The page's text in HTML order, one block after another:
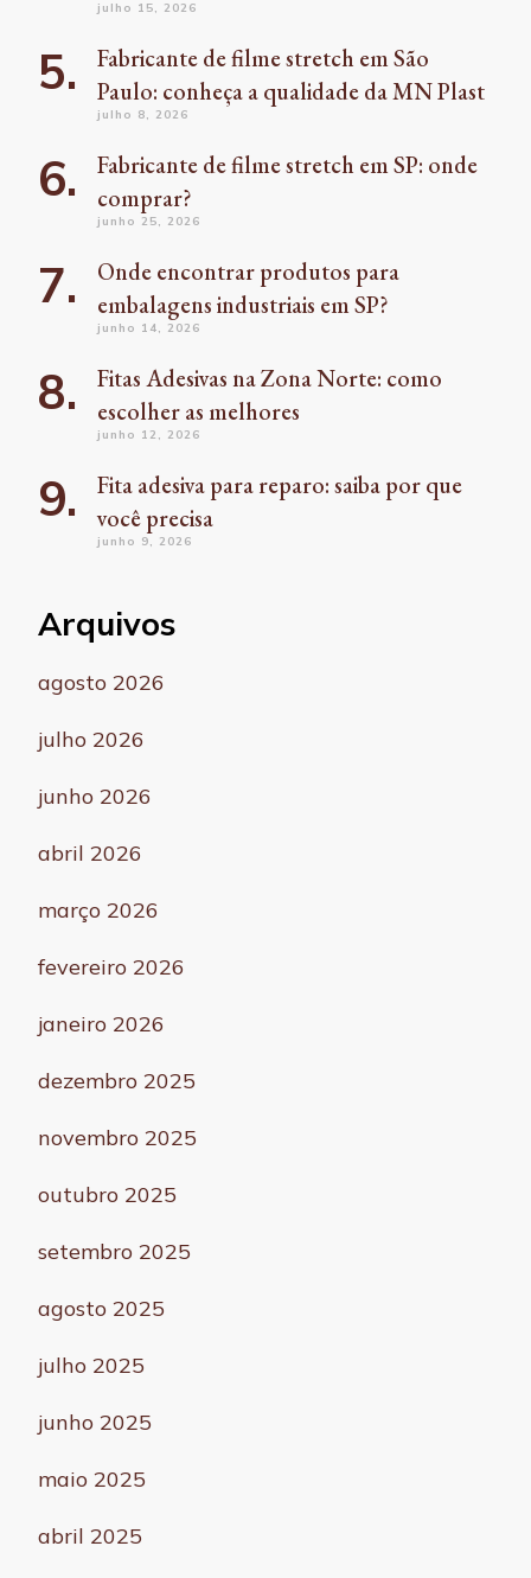
julho 15, 2026
Fabricante de filme stretch em São
Paulo: conheça a qualidade da MN Plast
julho 8, 2026
Fabricante de filme stretch em SP: onde
comprar?
junho 25, 2026
Onde encontrar produtos para
embalagens industriais em SP?
junho 14, 2026
Fitas Adesivas na Zona Norte: como
escolher as melhores
junho 12, 2026
Fita adesiva para reparo: saiba por que
você precisa
junho 9, 2026
Arquivos
agosto 2026
julho 2026
junho 2026
abril 2026
março 2026
fevereiro 2026
janeiro 2026
dezembro 2025
novembro 2025
outubro 2025
setembro 2025
agosto 2025
julho 2025
junho 2025
maio 2025
abril 2025